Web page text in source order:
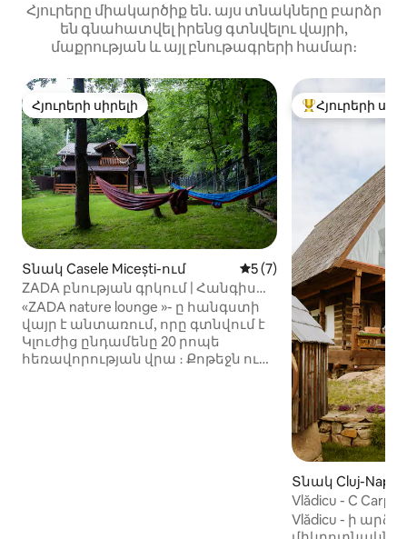
Հյուրերը միակարծիք են. այս տնակները բարձր
են գնահատվել իրենց գտնվելու վայրի,
մաքրության և այլ բնութագրերի համար։
Հյուրերի սիրելի
Հյուրերի սիրելի
Տնակ Casele Micești-ում Միջին վարկանիշը՝ 5-
5 (7)
ZADA բնության գրկում | Հանգիստ
անտառում ՝ Կլուժի մոտ
«ZADA nature lounge »- ը հանգստի
վայր է անտառում, որը գտնվում է
Կլուժից ընդամենը 20 րոպե
հեռավորության վրա ։ Քոթեջն ունի
Հյուրերի
Հյուրերի
Տնակ Cluj-
Vlădicu - C
Vlădicu - ի